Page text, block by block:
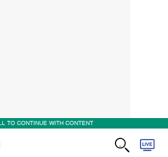
TO CONTINUE WITH CONTENT